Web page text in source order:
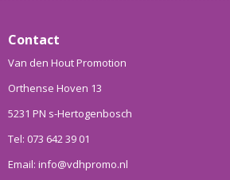
Contact
Van den Hout Promotion
Orthense Hoven 13
5231 PN s-Hertogenbosch
Tel: 073 642 39 01
Email: info@vdhpromo.nl